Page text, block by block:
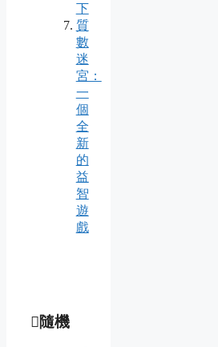
下
質
數
迷
宮：
一
個
全
新
的
益
智
遊
戲
隨機